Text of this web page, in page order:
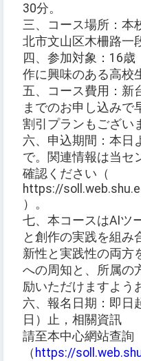
30分。
三、コース場所：本
北市文山区木柵路一
四、参加対象：16歳
作に興味のある高校
五、コース費用：新
までのお申し込みで
割引プランもござい
六、申込期間：本日
で。関連情報は当セ
確認ください（
https://
）。
七、本コースはAIツ
と創作の実践を組み
新性と実践性の両方
への周知と、所属の
励いただけますよう
六、報名日期：即日
日）止，相關資訊
請至本中心網站查詢
（ https://